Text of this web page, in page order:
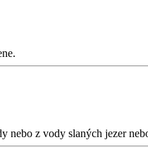
z vody slaných jezer